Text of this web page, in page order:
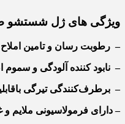
ویژگی‌ های ژل شستشو
– رطوبت رسان و تامین
– نابود کننده آلودگی و
– برطرف‌کنندگی تیرگی
– دارای فرمولاسیونی ملایم